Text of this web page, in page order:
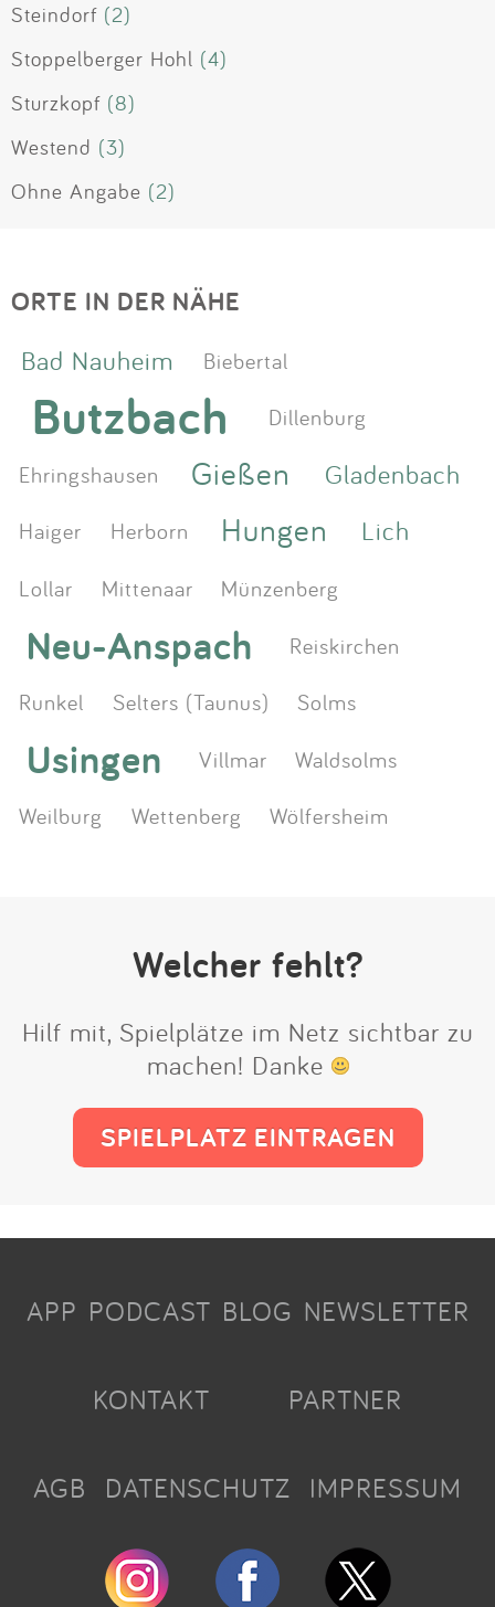
Steindorf (2)
Stoppelberger Hohl (4)
Sturzkopf (8)
Westend (3)
Ohne Angabe (2)
ORTE IN DER NÄHE
Bad Nauheim Biebertal
Butzbach
Dillenburg
Ehringshausen
Gießen Gladenbach
Haiger Herborn Hungen Lich
Lollar Mittenaar Münzenberg
Neu-Anspach
Reiskirchen
Runkel
Selters (Taunus) Solms
Usingen Villmar
Waldsolms
Weilburg
Wettenberg Wölfersheim
Welcher fehlt?
Hilf mit, Spielplätze im Netz sichtbar zu
machen! Danke
SPIELPLATZ EINTRAGEN
APP PODCAST BLOG NEWSLETTER
KONTAKT PARTNER
AGB DATENSCHUTZ IMPRESSUM